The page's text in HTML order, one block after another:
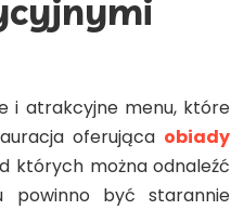
i atrakcyjne menu, które
oferująca obiady
których można odnaleźć
powinno być starannie